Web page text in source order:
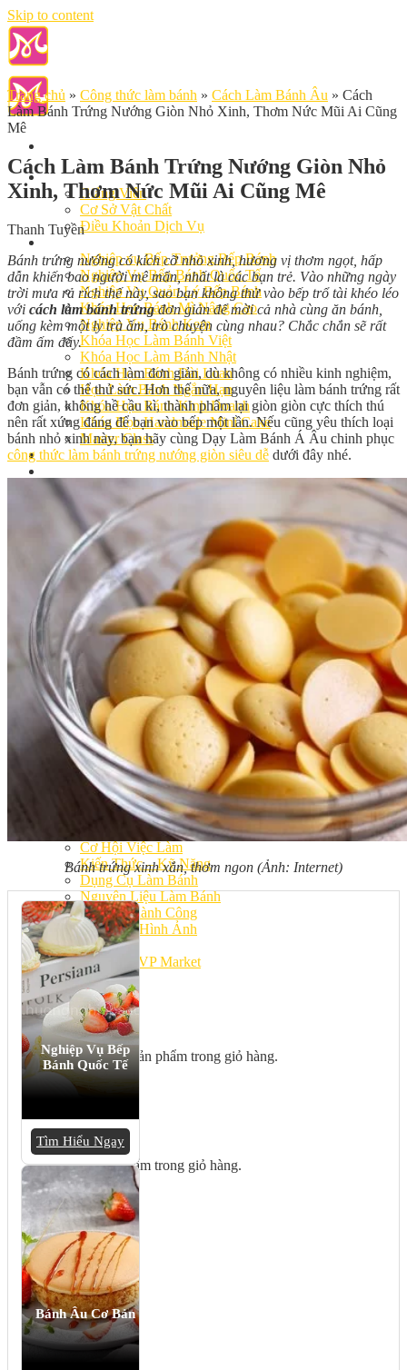
Skip to content
Giới Thiệu
Giảng Viên
Cơ Sở Vật Chất
Điều Khoản Dịch Vụ
Học Làm Bánh
Nghiệp vụ Bếp Trưởng Bếp Bánh
Nghiệp Vụ Bếp Bánh Quốc Tế
Nghiệp Vụ Quản Lý Bếp Bánh
Khóa Học Bánh Mì Nâng Cao
Nghiệp Vụ Bánh Kem
Khóa Học Làm Bánh Việt
Khóa Học Làm Bánh Nhật
Khóa Học Bánh Đài Loan
Học Làm Bánh Ngắn Hạn
Khóa Học Bánh Kinh Doanh
Khóa Học Handmade Mini Cake
Master Class
Chuyên Đề
Lịch học – Lịch thi
Đăng Ký Học
Công Thức
Cách Làm Bánh Việt
Cách Làm Bánh Âu
Cách Làm Bánh Kem
Cách Làm Bánh Mì
Cách Làm Bánh Trung Thu
Cách Làm Bánh Flan
Cách Làm Bánh Bao
Cách Làm Bánh Bông Lan
Cách Làm Bánh Su Kem
Cách làm bánh CupCake
Cách Làm Bánh Pizza
Cách làm bánh chay
Cách Làm Kẹo – Mứt
Video
Tin tức
Tin Tổng Hợp
Hướng Nghiệp Á Âu
Bếp Nhà Kate
Kinh Nghiệm Kinh Doanh
Cơ Hội Việc Làm
Kiến Thức – Kỹ Năng
Dụng Cụ Làm Bánh
Nguyên Liệu Làm Bánh
Gương Thành Công
Thư Viện Hình Ảnh
Hỏi Đáp
Siêu thị ĐVP Market
Việc Làm
Chưa có sản phẩm trong giỏ hàng.
Giỏ hàng
Chưa có sản phẩm trong giỏ hàng.
Trang chủ » Công thức làm bánh » Cách Làm Bánh Âu » Cách
Làm Bánh Trứng Nướng Giòn Nhỏ Xinh, Thơm Nức Mũi Ai Cũng
Mê
Cách Làm Bánh Trứng Nướng Giòn Nhỏ
Xinh, Thơm Nức Mũi Ai Cũng Mê
Thanh Tuyền
Bánh trứng nướng có kích cỡ nhỏ xinh, hương vị thơm ngọt, hấp
dẫn khiến bao người mê mẩn, nhất là các bạn trẻ. Vào những ngày
trời mưa rả rích thế này, sao bạn không thử vào bếp trổ tài khéo léo
với cách làm bánh trứngđơn giản để mời cả nhà cùng ăn bánh,
uống kèm một ly trà ấm, trò chuyện cùng nhau? Chắc chắn sẽ rất
đầm ấm đấy.
Bánh trứng có cách làm đơn giản, dù không có nhiều kinh nghiệm,
bạn vẫn có thể thử sức. Hơn thế nữa, nguyên liệu làm bánh trứng rất
đơn giản, không hề cầu kì, thành phẩm lại giòn giòn cực thích thú
nên rất xứng đáng để bạn vào bếp một lần. Nếu cũng yêu thích loại
bánh nhỏ xinh này, bạn hãy cùng Dạy Làm Bánh Á Âu chinh phục
công thức làm bánh trứng nướng giòn siêu dễ dưới đây nhé.
Bánh trứng xinh xắn, thơm ngon (Ảnh: Internet)
Nghiệp Vụ Bếp
Bánh Quốc Tế
Tìm Hiểu Ngay
Bánh Âu Cơ Bản